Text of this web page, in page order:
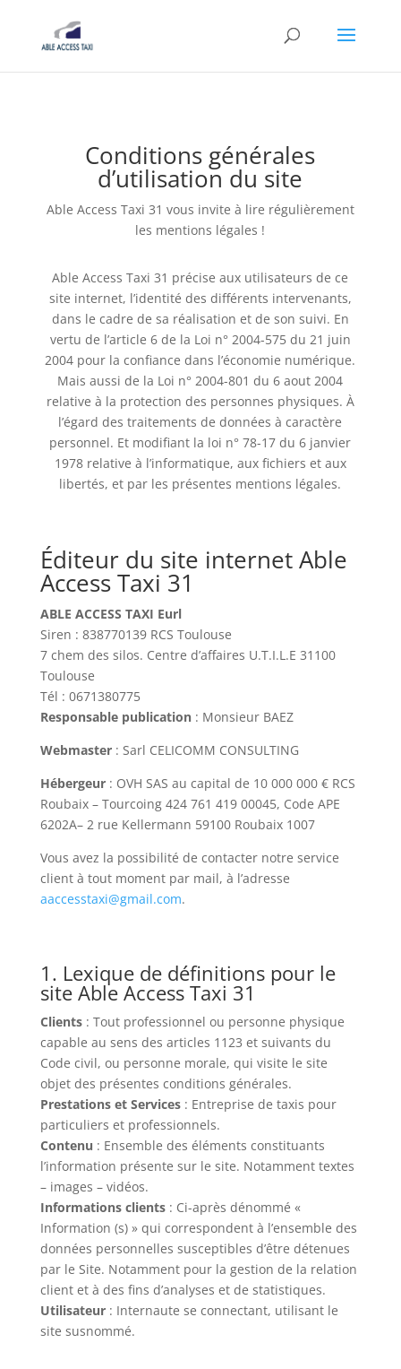
Conditions générales
d’utilisation du site
Able Access Taxi 31 vous invite à lire régulièrement
les mentions légales !
Able Access Taxi 31 précise aux utilisateurs de ce
site internet, l’identité des différents intervenants,
dans le cadre de sa réalisation et de son suivi. En
vertu de l’article 6 de la Loi n° 2004-575 du 21 juin
2004 pour la confiance dans l’économie numérique.
Mais aussi de la Loi n° 2004-801 du 6 aout 2004
relative à la protection des personnes physiques. À
l’égard des traitements de données à caractère
personnel. Et modifiant la loi n° 78-17 du 6 janvier
1978 relative à l’informatique, aux fichiers et aux
libertés, et par les présentes mentions légales.
Éditeur du site internet Able
Access Taxi 31
ABLE ACCESS TAXI Eurl
Siren : 838770139 RCS Toulouse
7 chem des silos. Centre d’affaires U.T.I.L.E 31100
Toulouse
Tél : 0671380775
Responsable publication : Monsieur BAEZ
Webmaster: Sarl CELICOMM CONSULTING
Hébergeur: OVH SAS au capital de 10 000 000 € RCS
Roubaix – Tourcoing 424 761 419 00045, Code APE
6202A– 2 rue Kellermann 59100 Roubaix 1007
Vous avez la possibilité de contacter notre service
client à tout moment par mail, à l’adresse
aaccesstaxi@gmail.com.
1. Lexique de définitions pour le
site Able Access Taxi 31
Clients: Tout professionnel ou personne physique
capable au sens des articles 1123 et suivants du
Code civil, ou personne morale, qui visite le site
objet des présentes conditions générales.
Prestations et Services: Entreprise de taxis pour
particuliers et professionnels.
Contenu : Ensemble des éléments constituants
l’information présente sur le site. Notamment textes
– images – vidéos.
Informations clients: Ci-après dénommé «
Information (s) » qui correspondent à l’ensemble des
données personnelles susceptibles d’être détenues
par le Site. Notamment pour la gestion de la relation
client et à des fins d’analyses et de statistiques.
Utilisateur: Internaute se connectant, utilisant le
site susnommé.